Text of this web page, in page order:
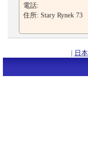
電話:
住所: Stary Rynek 73
| 日